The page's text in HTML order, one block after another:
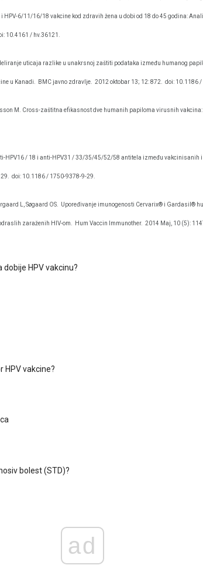
6/11/16/18 vakcine kod zdravih žena u dobi od 18 do 45 godina:
10.4161 / hv.36121.
uticaja razlike u unakrsnoj zaštiti podataka između humanog
u Kanadi. BMC javno zdravlje. 2012 oktobar 13; 12: 872. doi: 10.1186
M. Cross-zaštitna efikasnost dve humanih papiloma virusnih
HPV16 / 18 i anti-HPV31 / 33/35/45/52/58 antitela između vakcinisanih
doi: 10.1186 / 1750-9378-9-29.
L, Søgaard OS. Upoređivanje imunogenosti Cervarix® i Gardasil®
zaraženih HIV-om. Hum Vaccin Immunother. 2014 Maj, 10 (5):
HPV vakcinu?
HPV vakcine?
bolest (STD)?
ad